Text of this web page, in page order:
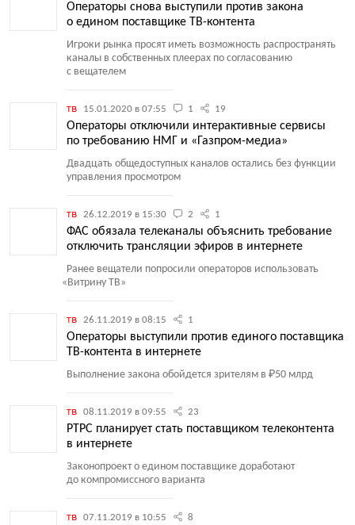
Операторы снова выступили против закона
о едином поставщике ТВ-контента
Игроки рынка просят иметь возможность распространять
каналы в собственных плеерах по согласованию
с вещателем
тв 15.01.2020 в 07:55 1 19
Операторы отключили интерактивные сервисы
по требованию НМГ и «Газпром-медиа»
Двадцать общедоступных каналов остались без функции
управления просмотром
тв 26.12.2019 в 15:30 2 1
ФАС обязала телеканалы объяснить требование
отключить трансляции эфиров в интернете
Ранее вещатели попросили операторов использовать
«Витрину ТВ»
тв 26.11.2019 в 08:15 1
Операторы выступили против единого поставщика
ТВ-контента в интернете
Выполнение закона обойдется зрителям в ₽50 млрд
тв 08.11.2019 в 09:55 23
РТРС планирует стать поставщиком телеконтента
в интернете
Законопроект о едином поставщике доработают
до компромиссного варианта
тв 07.11.2019 в 10:55 8